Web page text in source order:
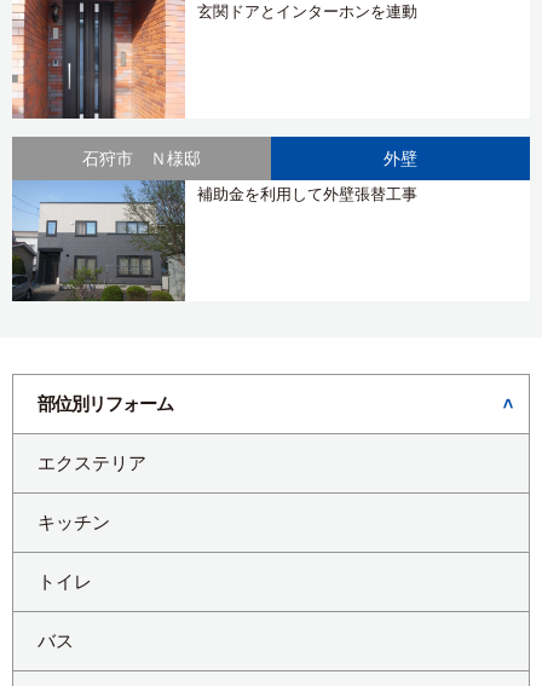
玄関ドアとインターホンを連動
石狩市 Ｎ様邸 外壁
補助金を利用して外壁張替工事
部位別リフォーム
エクステリア
キッチン
トイレ
バス